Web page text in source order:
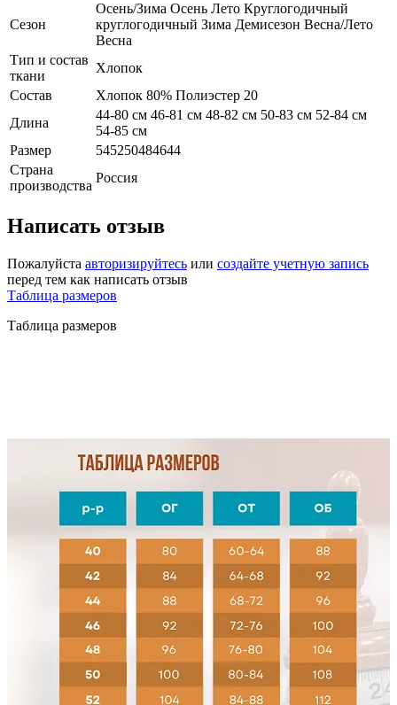
Сезон
Осень/Зима Осень Лето Круглогодичный
круглогодичный Зима Демисезон Весна/Лето
Весна
Тип и состав
ткани
Хлопок
Состав
Хлопок 80% Полиэстер 20
Длина
44-80 см 46-81 см 48-82 см 50-83 см 52-84 см
54-85 см
Размер
545250484644
Страна
производства
Россия
Написать отзыв
Пожалуйста авторизируйтесь или создайте учетную запись
перед тем как написать отзыв
Таблица размеров
Таблица размеров